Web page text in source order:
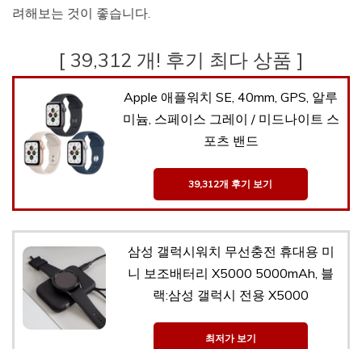
려해보는 것이 좋습니다.
[ 39,312 개! 후기 최다 상품 ]
Apple 애플워치 SE, 40mm, GPS, 알루
미늄, 스페이스 그레이 / 미드나이트 스
포츠 밴드
39,312개 후기 보기
삼성 갤럭시워치 무선충전 휴대용 미
니 보조배터리 X5000 5000mAh, 블
랙:삼성 갤럭시 전용 X5000
최저가 보기